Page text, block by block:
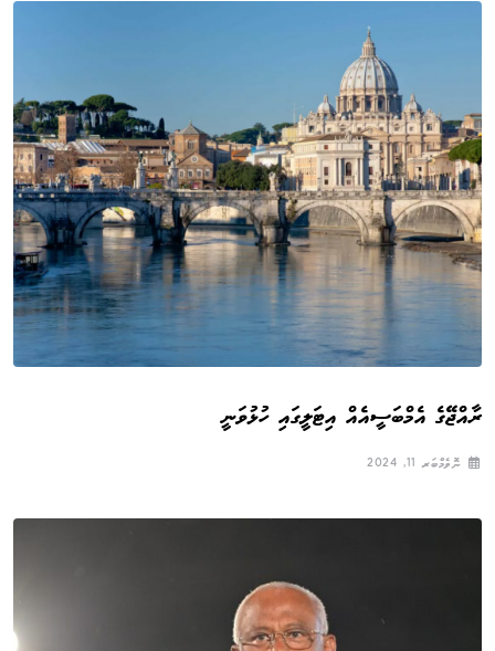
ރާއްޖޭގެ އެމްބަސީއެއް އިޓަލީގައި ހުޅުވަނީ
ނޮވެމްބަރ 11, 2024